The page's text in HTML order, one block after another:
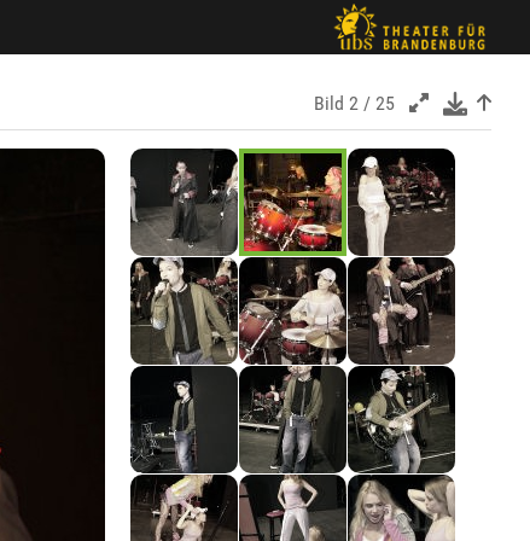
Bild 2 / 25